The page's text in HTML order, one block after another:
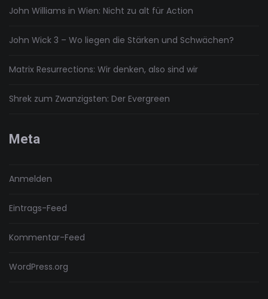
John Williams in Wien: Nicht zu alt für Action
John Wick 3 – Wo liegen die Stärken und Schwächen?
Matrix Resurrections: Wir denken, also sind wir
Shrek zum Zwanzigsten: Der Evergreen
Meta
Anmelden
Eintrags-Feed
Kommentar-Feed
WordPress.org